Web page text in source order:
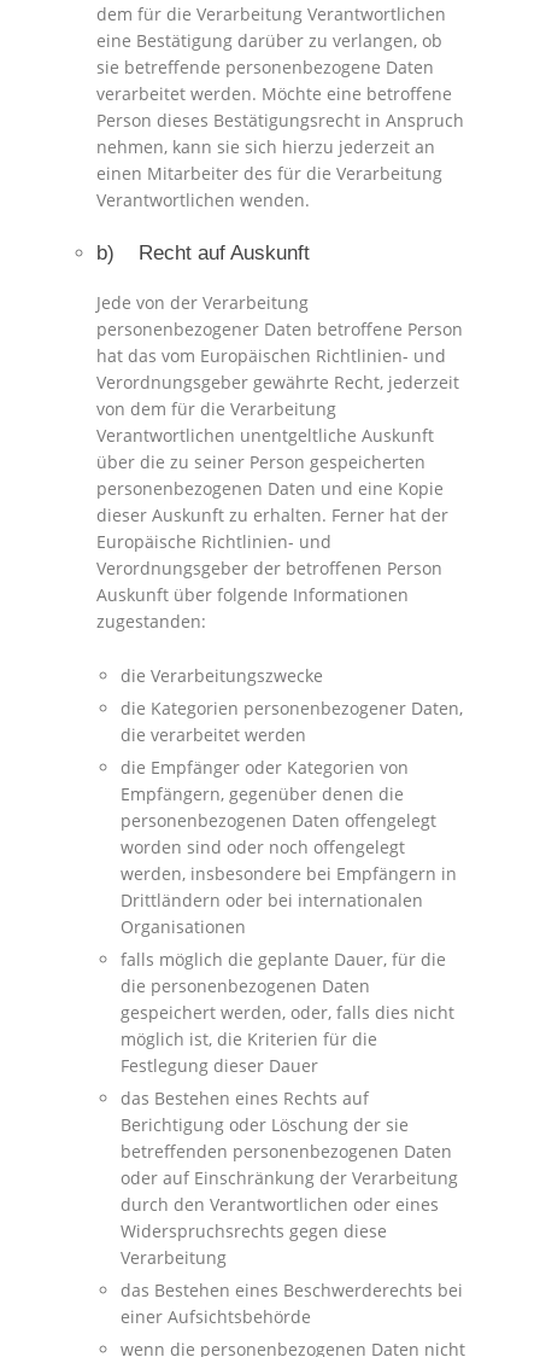
dem für die Verarbeitung Verantwortlichen
eine Bestätigung darüber zu verlangen, ob
sie betreffende personenbezogene Daten
verarbeitet werden. Möchte eine betroffene
Person dieses Bestätigungsrecht in Anspruch
nehmen, kann sie sich hierzu jederzeit an
einen Mitarbeiter des für die Verarbeitung
Verantwortlichen wenden.
b) Recht auf Auskunft
Jede von der Verarbeitung
personenbezogener Daten betroffene Person
hat das vom Europäischen Richtlinien- und
Verordnungsgeber gewährte Recht, jederzeit
von dem für die Verarbeitung
Verantwortlichen unentgeltliche Auskunft
über die zu seiner Person gespeicherten
personenbezogenen Daten und eine Kopie
dieser Auskunft zu erhalten. Ferner hat der
Europäische Richtlinien- und
Verordnungsgeber der betroffenen Person
Auskunft über folgende Informationen
zugestanden:
die Verarbeitungszwecke
die Kategorien personenbezogener Daten,
die verarbeitet werden
die Empfänger oder Kategorien von
Empfängern, gegenüber denen die
personenbezogenen Daten offengelegt
worden sind oder noch offengelegt
werden, insbesondere bei Empfängern in
Drittländern oder bei internationalen
Organisationen
falls möglich die geplante Dauer, für die
die personenbezogenen Daten
gespeichert werden, oder, falls dies nicht
möglich ist, die Kriterien für die
Festlegung dieser Dauer
das Bestehen eines Rechts auf
Berichtigung oder Löschung der sie
betreffenden personenbezogenen Daten
oder auf Einschränkung der Verarbeitung
durch den Verantwortlichen oder eines
Widerspruchsrechts gegen diese
Verarbeitung
das Bestehen eines Beschwerderechts bei
einer Aufsichtsbehörde
wenn die personenbezogenen Daten nicht